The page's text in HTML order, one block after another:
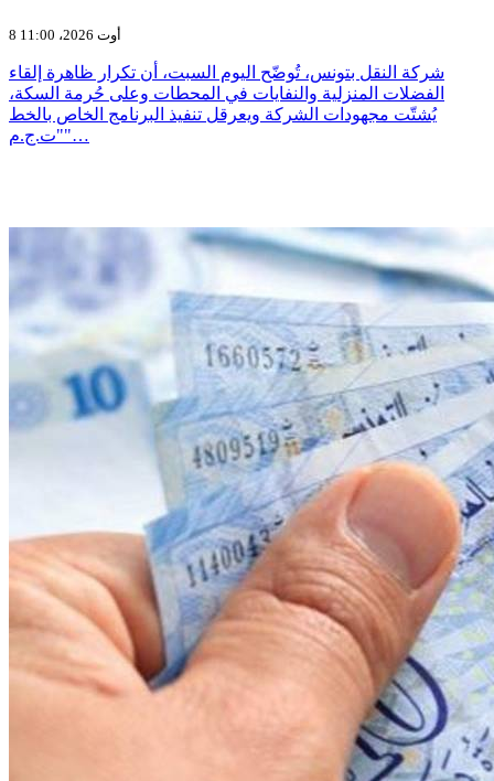
8 أوت 2026، 11:00
شركة النقل بتونس، تُوضّح اليوم السبت، أن تكرار ظاهرة إلقاء
الفضلات المنزلية والنفايات في المحطات وعلى حُرمة السكة،
يُشتّت مجهودات الشركة ويعرقل تنفيذ البرنامج الخاص بالخط
"ت.ج.م"…